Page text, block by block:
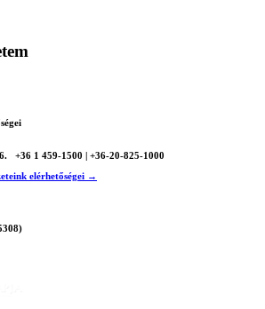
+36 1 459-1500 | +36-20-825-1000
elérhetőségei →